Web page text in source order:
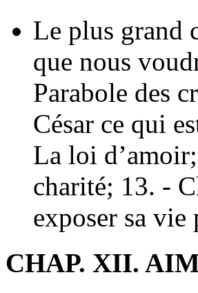
Le plus grand
que nous
Parabole des
César ce qui
La loi
charité; 13. -
exposer sa
CHAP. XII.